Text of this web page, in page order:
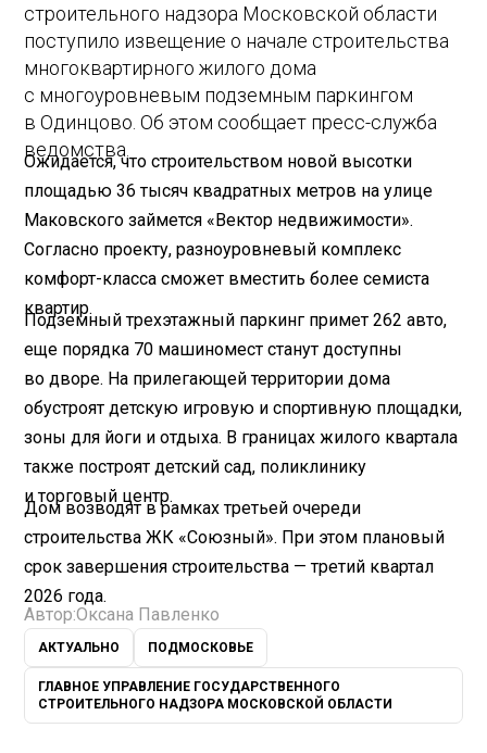
строительного надзора Московской области
поступило извещение о начале строительства
многоквартирного жилого дома
с многоуровневым подземным паркингом
в Одинцово. Об этом сообщает пресс-служба
ведомства.
Ожидается, что строительством новой высотки
площадью 36 тысяч квадратных метров на улице
Маковского займется «Вектор недвижимости».
Согласно проекту, разноуровневый комплекс
комфорт-класса сможет вместить более семиста
квартир.
Подземный трехэтажный паркинг примет 262 авто,
еще порядка 70 машиномест станут доступны
во дворе. На прилегающей территории дома
обустроят детскую игровую и спортивную площадки,
зоны для йоги и отдыха. В границах жилого квартала
также построят детский сад, поликлинику
и торговый центр.
Дом возводят в рамках третьей очереди
строительства ЖК «Союзный». При этом плановый
срок завершения строительства — третий квартал
2026 года.
Автор:Оксана Павленко
АКТУАЛЬНО ПОДМОСКОВЬЕ
ГЛАВНОЕ УПРАВЛЕНИЕ ГОСУДАРСТВЕННОГО
СТРОИТЕЛЬНОГО НАДЗОРА МОСКОВСКОЙ ОБЛАСТИ